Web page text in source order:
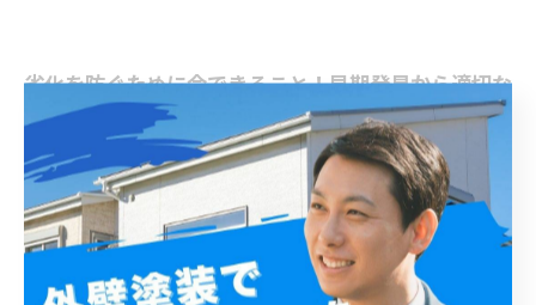
劣化を防ぐために今できること！早期発見から適切な
メンテナンス方法まで
外壁のひび割れは、初めは小さな亀裂に過ぎませんが、
放置すると深刻な劣化を招きます。ひび割れから雨水や
湿気が入り込むと、外壁の内部構造材が腐食しやすくな
り、建物全体の耐久性が低下します。とくに日本の気候